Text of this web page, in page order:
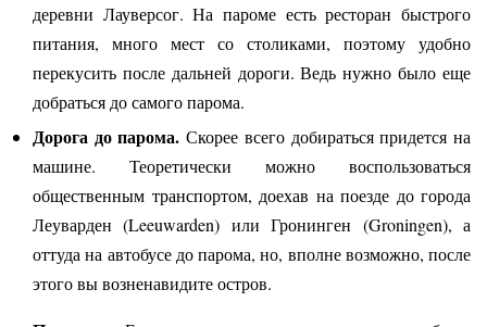
деревни Лауверсог. На пароме есть ресторан быстрого
питания, много мест со столиками, поэтому удобно
перекусить после дальней дороги. Ведь нужно было еще
добраться до самого парома.
Дорога до парома. Скорее всего добираться придется на
машине. Теоретически можно воспользоваться
общественным транспортом, доехав на поезде до города
Леуварден (Leeuwarden) или Гронинген (Groningen), а
оттуда на автобусе до парома, но, вполне возможно, после
этого вы возненавидите остров.